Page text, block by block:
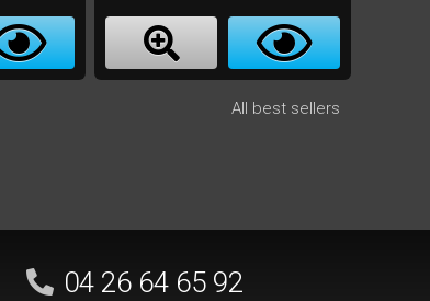
All best sellers
04 26 64 65 92